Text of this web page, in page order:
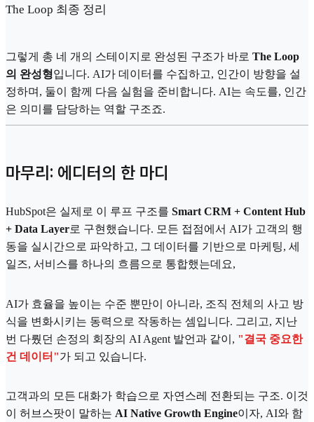
The Loop 최종 정리
그렇게 총 네 개의 스테이지로 완성된 구조가 바로 The Loop
의 완성형입니다. AI가 데이터를 수집하고, 인간이 방향을 설
정하며, 둘이 함께 다음 실험을 준비합니다. AI는 속도를, 인간
은 의미를 담당하는 역할 구조죠.
마무리: 에디터의 한 마디
HubSpot은 실제로 이 루프 구조를 Smart CRM + Content Hub
+ Data Layer로 구현했습니다. 모든 접점에서 AI가 고객의 행
동을 실시간으로 파악하고, 그 데이터를 기반으로 마케팅, 세
일즈, 서비스를 하나의 흐름으로 통합했는데요,
AI가 효율을 높이는 수준 뿐만이 아니라, 조직 전체의 사고 방
식을 변화시키는 동력으로 작동하는 셈입니다. 그리고, 지난
번 다뤘던 손정의 회장의 AI Agent 발언과 같이, "결국 중요한
건 데이터"가 되고 있습니다.
고객과의 모든 대화가 학습으로 자연스레 전환되는 구조. 이것
이 허브스팟이 말하는 AI Native Growth Engine이자, AI와 함